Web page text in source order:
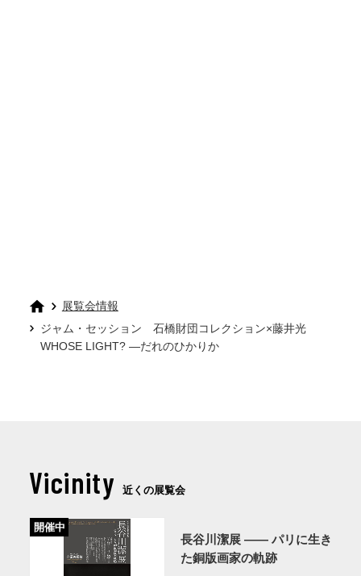
展覧会情報
ジャム・セッション 石橋財団コレクション×藤井光
WHOSE LIGHT? —だれのひかりか
Vicinity 近くの展覧会
開催中
長谷川潔展 ―― パリに生き
た銅版画家の軌跡